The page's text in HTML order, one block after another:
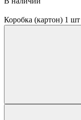
Коробка (картон) 1